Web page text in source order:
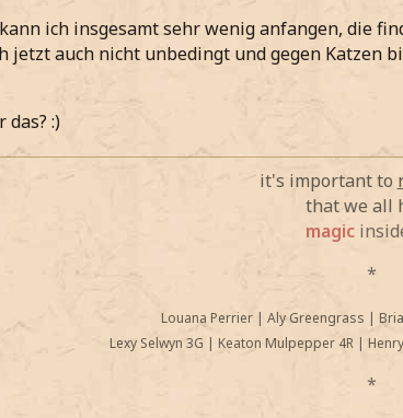
ich insgesamt sehr wenig anfangen, die
jetzt auch nicht unbedingt und gegen Katzen
das? :)
it's important to
that we all
magic
*
Louana Perrier | Aly Greengrass |
Lexy Selwyn 3G | Keaton Mulpepper 4R |
*